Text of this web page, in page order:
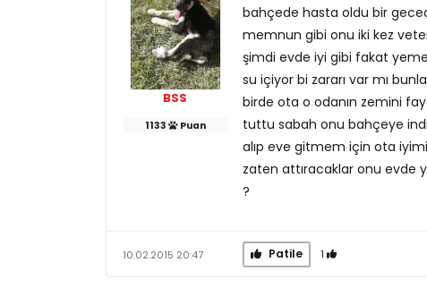
BSS
1133 Puan
bahçede hasta oldu bir
memnun gibi onu iki kez
şimdi evde iyi gibi fakat
su içiyor bi zararı var mı
birde ota o odanın zemini
tuttu sabah onu bahçeye
alıp eve gitmem için ota
zaten attıracaklar onu evde
?
10.02.2015 20:47 Patile 1